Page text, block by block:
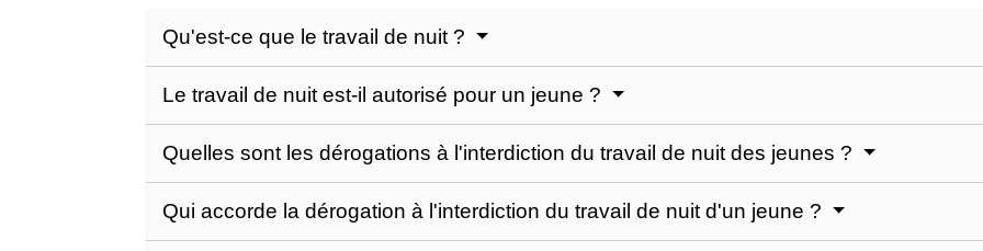
Qu'est-ce que le travail de nuit ?
Le travail de nuit est-il autorisé pour un jeune ?
Quelles sont les dérogations à l'interdiction du travail de nuit des jeunes ?
Qui accorde la dérogation à l'interdiction du travail de nuit d'un jeune ?